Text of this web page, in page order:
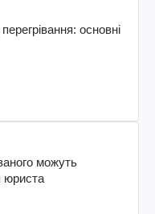
основні
можуть
юриста